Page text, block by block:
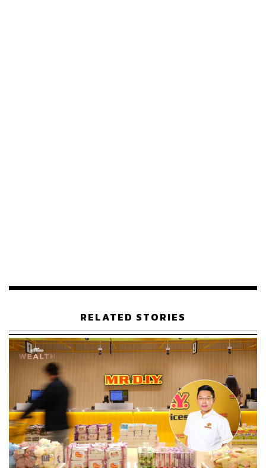
แล้ว โดยช่องทางที่มองว่ามีโอกาสอย่างมากคือ TikTok
ทางดังกล่าวเพิ่มขึ้นเรื่อยๆ โดยเราจะพัฒนาคอนเทนต์จาก
สินค้าของ MR. D.I.Y. ที่สื่อถึงการที่ลูกค้านำไปใช้งานก็จะ
ทำให้ชีวิตง่ายขึ้น นอกจากเป็นโอกาสในการเพิ่มยอดขาย
แล้วยังทำให้แบรนด์เป็นที่รู้จักกว้างขึ้นอีกด้วย
ทั้งนี้ปัจจุบัน MR. D.I.Y. เป็นหนึ่งในผู้นำด้านค้าปลีกสินค้า
ตกแต่งและซ่อมแซมบ้านรายใหญ่ในเอเชีย มีจำนวนร้านค้า
มากกว่า 2,500 ร้านใน 10 ประเทศ ได้แก่ มาเลเซีย, ไทย,
บรูไน, อินโดนีเซีย, สิงคโปร์, ฟิลิปปินส์, สเปน, ตุรกี, กัมพูชา
และอินเดีย โดยประเทศไทยเป็นตลาดที่เติบโตเร็วกว่าประเทศ
อื่น
RELATED STORIES